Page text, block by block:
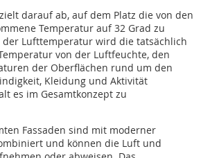
darauf ab, auf dem Platz die von den
Temperatur auf 32 Grad zu
der Lufttemperatur wird die tatsächlich
von der Luftfeuchte, den
der Oberflächen rund um den
Kleidung und Aktivität
es im Gesamtkonzept zu
Fassaden sind mit moderner
und können die Luft und